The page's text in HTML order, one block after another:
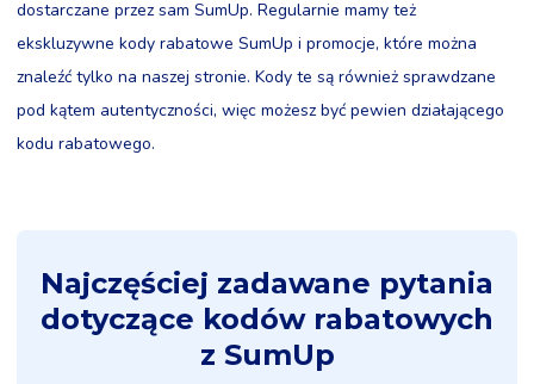
dostarczane przez sam SumUp. Regularnie mamy też
ekskluzywne kody rabatowe SumUp i promocje, które można
znaleźć tylko na naszej stronie. Kody te są również sprawdzane
pod kątem autentyczności, więc możesz być pewien działającego
kodu rabatowego.
Najczęściej zadawane pytania
dotyczące kodów rabatowych
z SumUp